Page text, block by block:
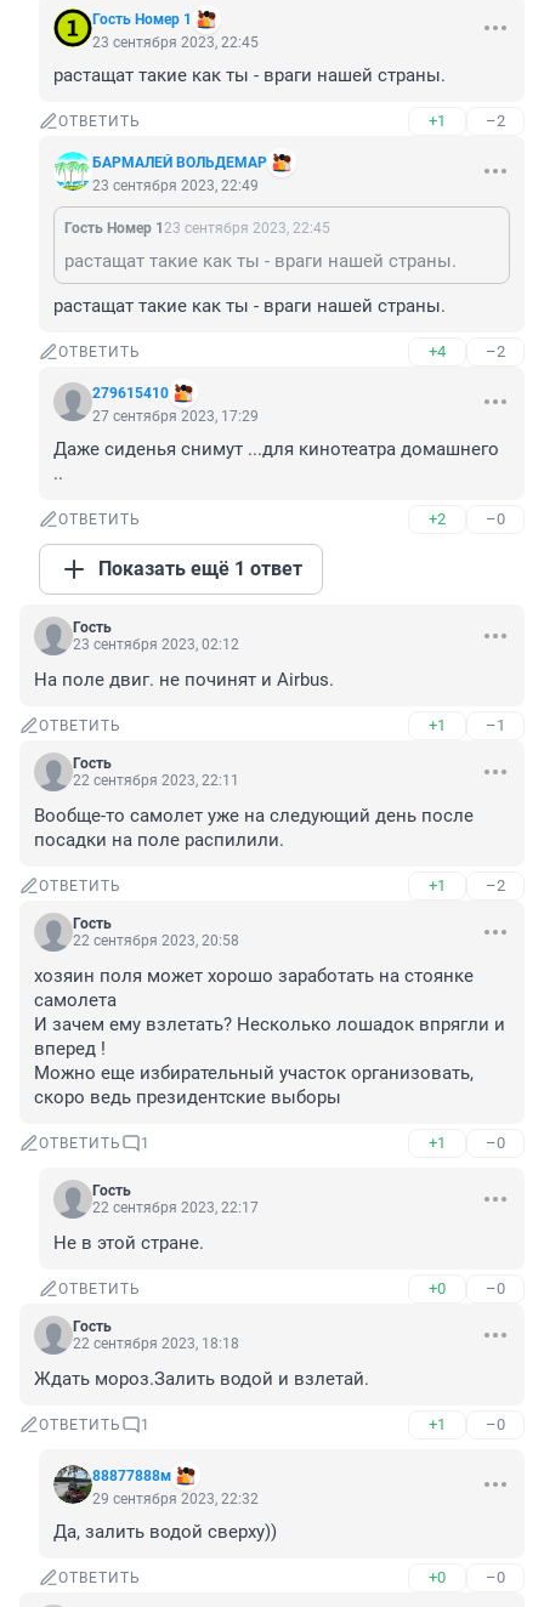
Гость Номер 1
23 сентября 2023, 22:45
растащат такие как ты - враги нашей страны.
ОТВЕТИТЬ +1 –2
БАРМАЛЕЙ ВОЛЬДЕМАР
23 сентября 2023, 22:49
Гость Номер 1 23 сентября 2023, 22:45
растащат такие как ты - враги нашей страны.
растащат такие как ты - враги нашей страны.
ОТВЕТИТЬ +4 –2
279615410
27 сентября 2023, 17:29
Даже сиденья снимут ...для кинотеатра домашнего
..
ОТВЕТИТЬ +2 –0
Показать ещё 1 ответ
Гость
23 сентября 2023, 02:12
На поле двиг. не починят и Airbus.
ОТВЕТИТЬ +1 –1
Гость
22 сентября 2023, 22:11
Вообще-то самолет уже на следующий день после
посадки на поле распилили.
ОТВЕТИТЬ +1 –2
Гость
22 сентября 2023, 20:58
хозяин поля может хорошо заработать на стоянке
самолета
И зачем ему взлетать? Несколько лошадок впрягли и
вперед !
Можно еще избирательный участок организовать,
скоро ведь президентские выборы
ОТВЕТИТЬ 1 +1 –0
Гость
22 сентября 2023, 22:17
Не в этой стране.
ОТВЕТИТЬ +0 –0
Гость
22 сентября 2023, 18:18
Ждать мороз.Залить водой и взлетай.
ОТВЕТИТЬ 1 +1 –0
88877888м
29 сентября 2023, 22:32
Да, залить водой сверху))
ОТВЕТИТЬ +0 –0